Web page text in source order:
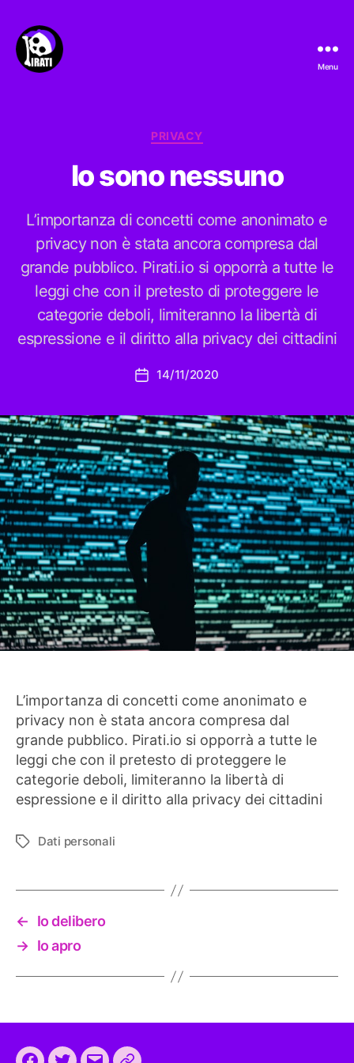
Menu
Categorie
PRIVACY
Io sono nessuno
L’importanza di concetti come anonimato e
privacy non è stata ancora compresa dal
grande pubblico. Pirati.io si opporrà a tutte le
leggi che con il pretesto di proteggere le
categorie deboli, limiteranno la libertà di
espressione e il diritto alla privacy dei cittadini
Data14/11/2020
L’importanza di concetti come anonimato e
privacy non è stata ancora compresa dal
grande pubblico. Pirati.io si opporrà a tutte le
leggi che con il pretesto di proteggere le
categorie deboli, limiteranno la libertà di
espressione e il diritto alla privacy dei cittadini
Tag Dati personali
←
Io delibero
→ Io apro